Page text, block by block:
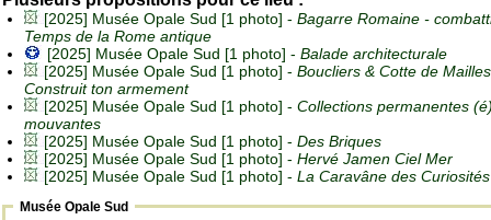
[2025] Musée Opale Sud [1 photo] - Bagarre Romaine -
Temps de la Rome antique
[2025] Musée Opale Sud [1 photo] - Balade architecturale
[2025] Musée Opale Sud [1 photo] - Boucliers & Cotte de
Construit ton armement
[2025] Musée Opale Sud [1 photo] - Collections permanentes
mouvantes
[2025] Musée Opale Sud [1 photo] - Des Briques
[2025] Musée Opale Sud [1 photo] - Hervé Jamen Ciel Mer
[2025] Musée Opale Sud [1 photo] - La Caravâne des Curiosités
Musée Opale Sud